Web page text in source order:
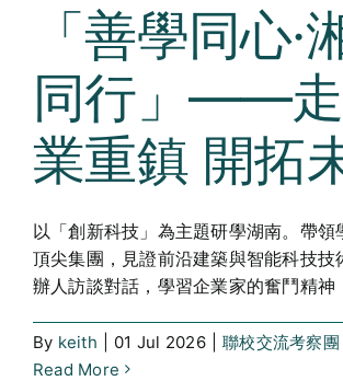
Search
「善學同心·
同行」——
業重鎮 開拓
以「創新科技」為主題研學湖南。帶領
頂尖集團，見證前沿建築與智能科技技
辦人訪談對話，學習企業家的奮鬥精神
By keith 01 Jul 2026 聯校交流考察團
Read More